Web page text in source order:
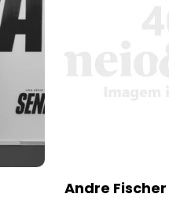
Andre Fischer